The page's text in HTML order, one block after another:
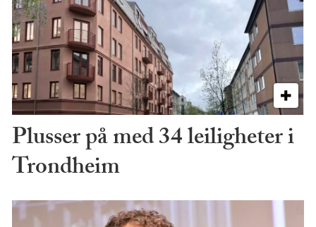
Plusser på med 34 leiligheter i
Trondheim